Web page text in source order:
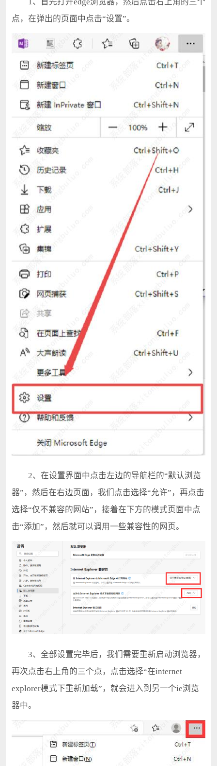
点，在弹出的页面中点击“设置”。
2、在设置界面中点击左边的导航栏的“默认浏览
器”，然后在右边页面，我们点击选择“允许”，再点击
选择“仅不兼容的网站”，接着在下方的模式页面中点
击“添加”，然后就可以调用一些兼容性的网页。
3、全部设置完毕后，我们需要重新启动浏览器，
再次点击右上角的三个点，点击选择“在internet
explorer模式下重新加载”，就会进入到另一个ie浏览
器中。